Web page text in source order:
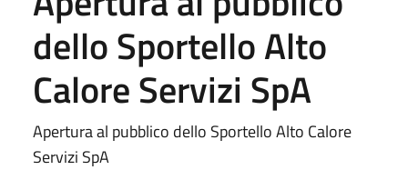
dello Sportello Alto
Calore Servizi SpA
Apertura al pubblico dello Sportello Alto Calore
Servizi SpA